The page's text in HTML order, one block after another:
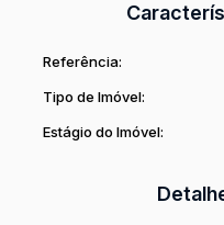
Referência:
Tipo de Imóvel:
Estágio do Imóvel: